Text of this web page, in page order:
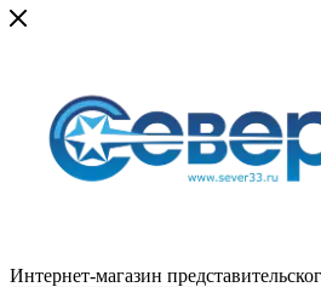
Интернет-магазин